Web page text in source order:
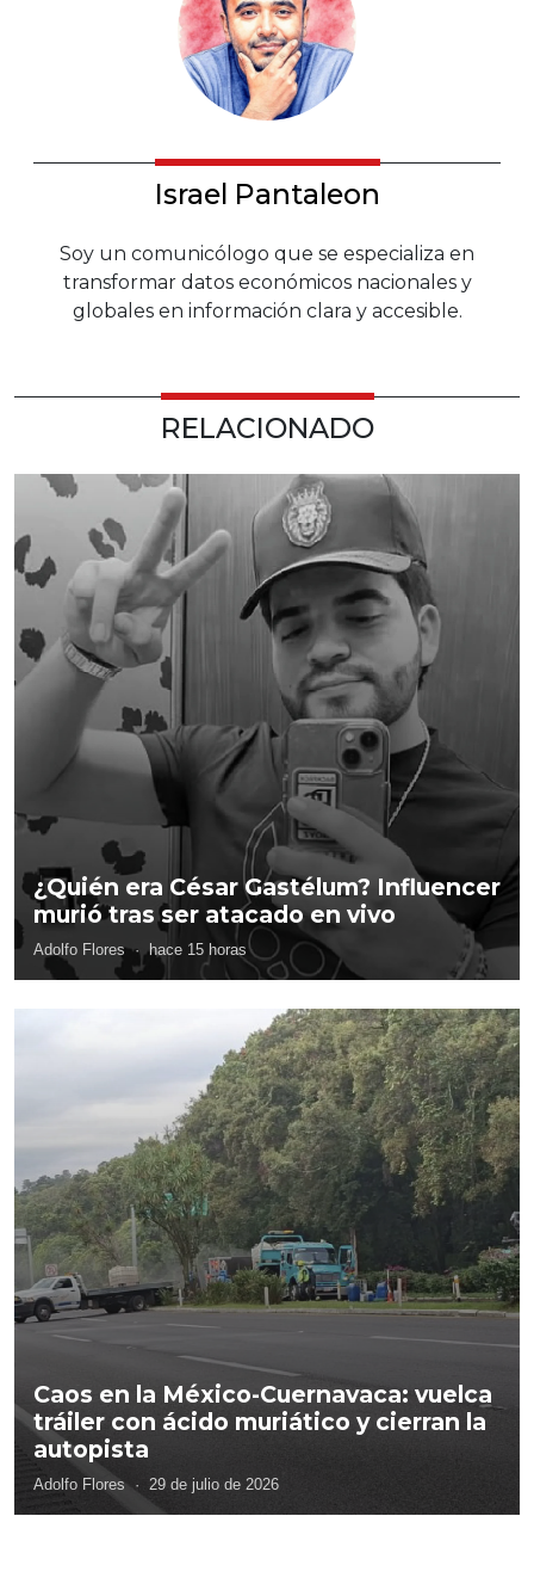
Israel Pantaleon
Soy un comunicólogo que se especializa en
transformar datos económicos nacionales y
globales en información clara y accesible.
RELACIONADO
¿Quién era César Gastélum? Influencer
murió tras ser atacado en vivo
Adolfo Flores · hace 15 horas
Caos en la México-Cuernavaca: vuelca
tráiler con ácido muriático y cierran la
autopista
Adolfo Flores · 29 de julio de 2026